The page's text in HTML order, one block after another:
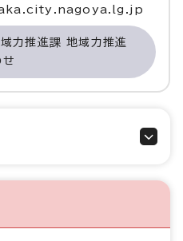
力推進課 地域力推進